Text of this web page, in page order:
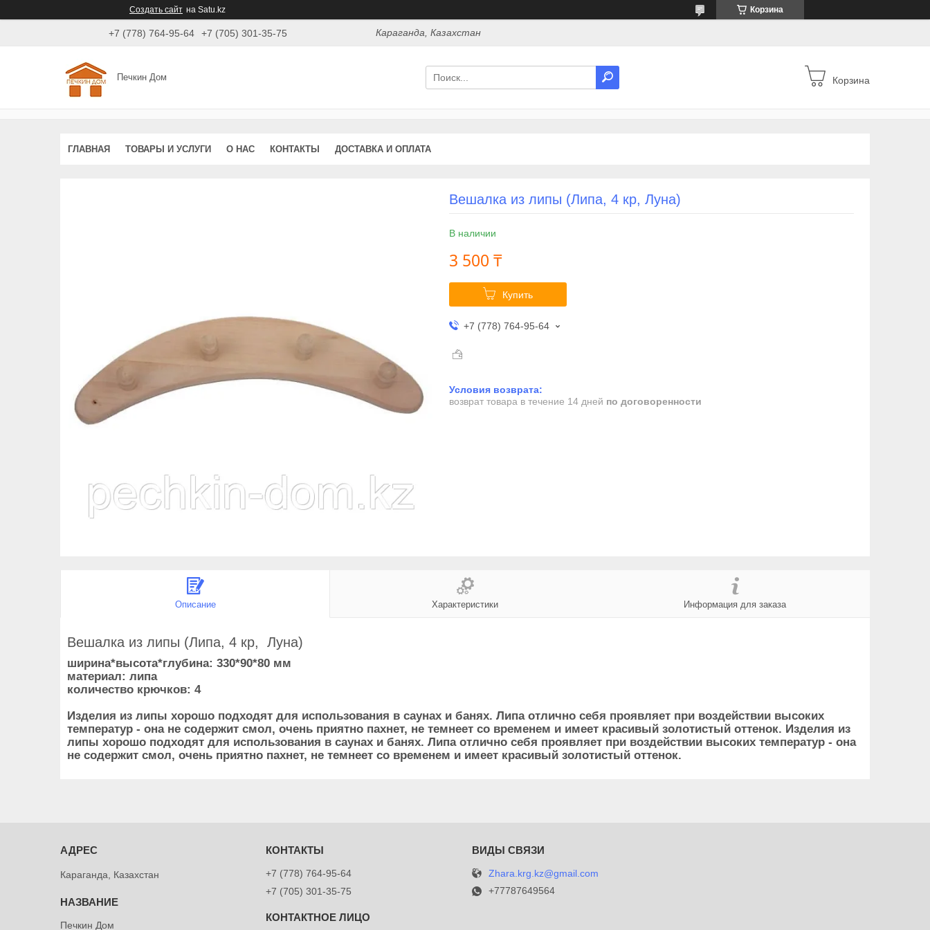
Создать сайт на Satu.kz Корзина
+7 (778) 764-95-64 +7 (705) 301-35-75 Караганда, Казахстан
Печкин Дом Корзина
ГЛАВНАЯ ТОВАРЫ И УСЛУГИ О НАС КОНТАКТЫ ДОСТАВКА И ОПЛАТА
Вешалка из липы (Липа, 4 кр, Луна)
В наличии
3 500 ₸
Купить
+7 (778) 764-95-64
возврат товара в течение 14 дней по договоренности
Описание Характеристики Информация для заказа
Вешалка из липы (Липа, 4 кр, Луна)
ширина*высота*глубина: 330*90*80 мм
материал: липа
количество крючков: 4
Изделия из липы хорошо подходят для использования в саунах и банях. Липа отлично себя проявляет при воздействии высоких
температур - она не содержит смол, очень приятно пахнет, не темнеет со временем и имеет красивый золотистый оттенок. Изделия из
липы хорошо подходят для использования в саунах и банях. Липа отлично себя проявляет при воздействии высоких температур - она
не содержит смол, очень приятно пахнет, не темнеет со временем и имеет красивый золотистый оттенок.
Караганда, Казахстан
Печкин Дом
+7 (778) 764-95-64
+7 (705) 301-35-75
Zhara.krg.kz@gmail.com
+77787649564